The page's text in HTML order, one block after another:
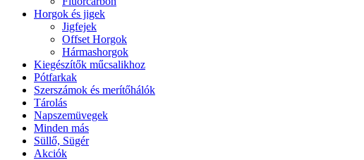
Horgok és jigek
Jigfejek
Offset Horgok
Hármashorgok
Kiegészítők műcsalikhoz
Pótfarkak
Szerszámok és merítőhálók
Tárolás
Napszemüvegek
Minden más
Süllő, Sügér
Akciók